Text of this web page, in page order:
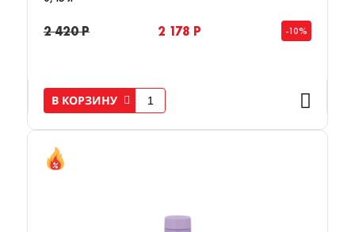
2 420 Р 2 178 Р -10%
В КОРЗИНУ